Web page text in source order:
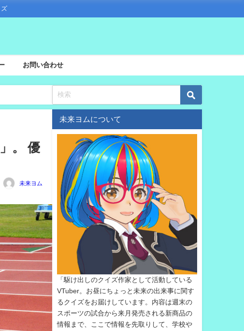
ズ
お問い合わせ
。 優
未来ヨム
未来ヨムについて
「駆け出しのクイズ作家として活動している
VTuber。お昼にちょっと未来の出来事に関す
るクイズをお届けしています。内容は週末の
スポーツの試合から来月発売される新商品の
情報まで、ここで情報を先取りして、学校や